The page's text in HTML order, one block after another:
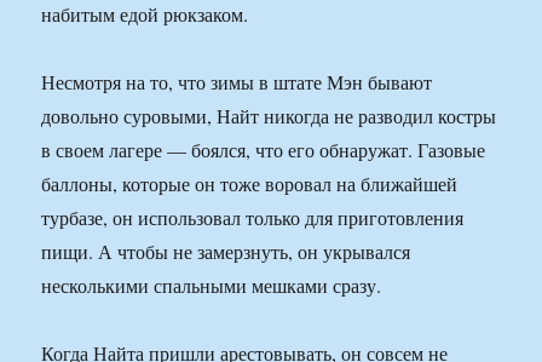
набитым едой рюкзаком.
Несмотря на то, что зимы в штате Мэн бывают
довольно суровыми, Найт никогда не разводил костры
в своем лагере — боялся, что его обнаружат. Газовые
баллоны, которые он тоже воровал на ближайшей
турбазе, он использовал только для приготовления
пищи. А чтобы не замерзнуть, он укрывался
несколькими спальными мешками сразу.
Когда Найта пришли арестовывать, он совсем не